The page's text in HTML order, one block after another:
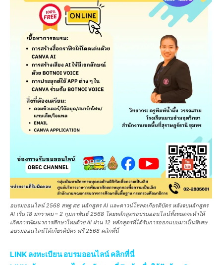
อบรมออนไลน์ 2568 สพฐ ศธ หลักสูตร AI และดาวน์โหลดเกียรติบัตร หลังจบหลักสูตร
AI เริ่ม 18 มกราคม – 2 กุมภาพันธ์ 2568 โดยหลักสูตรอบรมออนไลน์ทั้งหมดจะทำให้
เกิดการพัฒนาการศึกษาไทยด้วย AI ผ่าน 12 หลักสูตรที่ได้รับการออกแบบมาเป็นพิเศษ
อบรมออนไลน์ได้เกียรติบัตร ฟรี 2568 คลิกที่นี่
LINK ลงทะเบียน อบรมออนไลน์ คลิกที่นี่